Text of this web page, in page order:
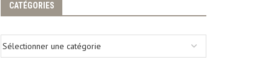
CATÉGORIES